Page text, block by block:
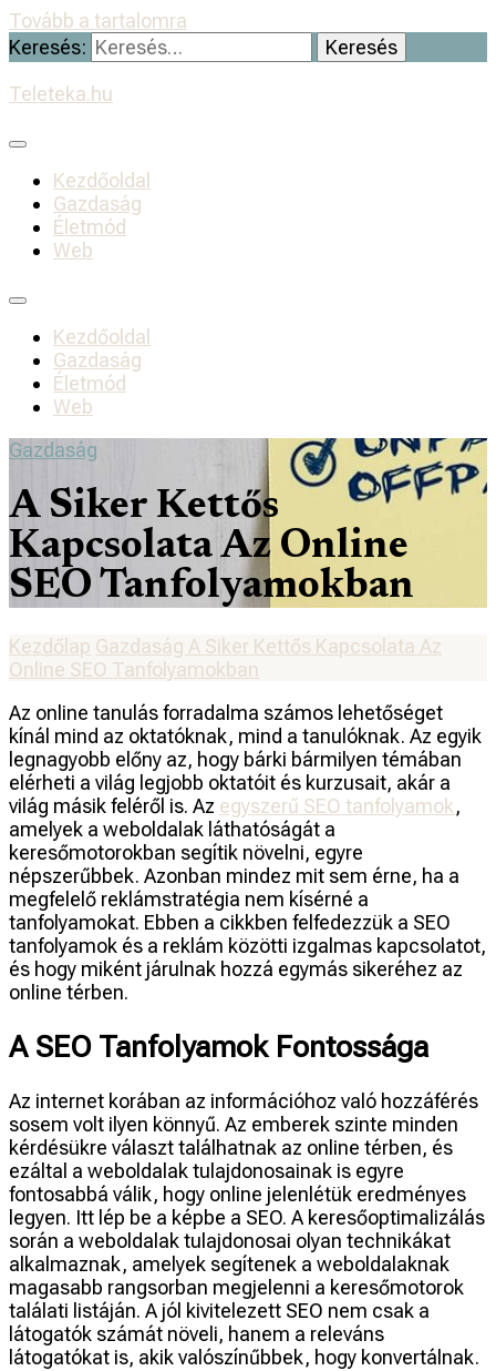
Tovább a tartalomra
Keresés:
Teleteka.hu
Kezdőoldal
Gazdaság
Életmód
Web
Kezdőoldal
Gazdaság
Életmód
Web
Gazdaság
A Siker Kettős
Kapcsolata Az Online
SEO Tanfolyamokban
Kezdőlap Gazdaság A Siker Kettős Kapcsolata Az
Online SEO Tanfolyamokban
Az online tanulás forradalma számos lehetőséget
kínál mind az oktatóknak, mind a tanulóknak. Az egyik
legnagyobb előny az, hogy bárki bármilyen témában
elérheti a világ legjobb oktatóit és kurzusait, akár a
világ másik feléről is. Az egyszerű SEO tanfolyamok,
amelyek a weboldalak láthatóságát a
keresőmotorokban segítik növelni, egyre
népszerűbbek. Azonban mindez mit sem érne, ha a
megfelelő reklámstratégia nem kísérné a
tanfolyamokat. Ebben a cikkben felfedezzük a SEO
tanfolyamok és a reklám közötti izgalmas kapcsolatot,
és hogy miként járulnak hozzá egymás sikeréhez az
online térben.
A SEO Tanfolyamok Fontossága
Az internet korában az információhoz való hozzáférés
sosem volt ilyen könnyű. Az emberek szinte minden
kérdésükre választ találhatnak az online térben, és
ezáltal a weboldalak tulajdonosainak is egyre
fontosabbá válik, hogy online jelenlétük eredményes
legyen. Itt lép be a képbe a SEO. A keresőoptimalizálás
során a weboldalak tulajdonosai olyan technikákat
alkalmaznak, amelyek segítenek a weboldalaknak
magasabb rangsorban megjelenni a keresőmotorok
találati listáján. A jól kivitelezett SEO nem csak a
látogatók számát növeli, hanem a releváns
látogatókat is, akik valószínűbbek, hogy konvertálnak.